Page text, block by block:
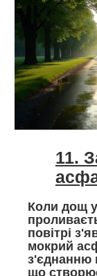
11.
Коли дощ
повітрі
мокрий
з'єднанню
що